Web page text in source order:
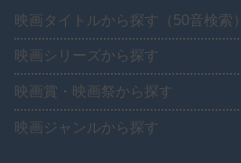
映画タイトルから探す（50音検索）
映画シリーズから探す
映画賞・映画祭から探す
映画ジャンルから探す